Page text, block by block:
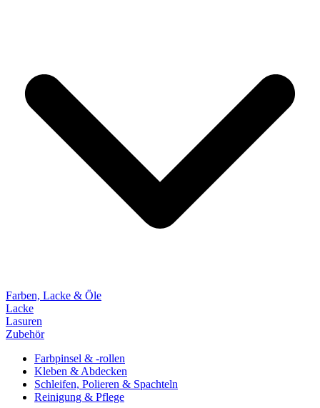
Farben, Lacke & Öle
Lacke
Lasuren
Zubehör
Farbpinsel & -rollen
Kleben & Abdecken
Schleifen, Polieren & Spachteln
Reinigung & Pflege